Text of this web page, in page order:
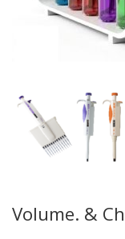
Volume. &